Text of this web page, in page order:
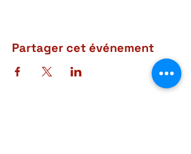
Partager cet événement